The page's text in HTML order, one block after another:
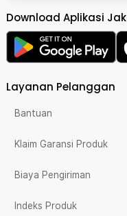
Download Aplikasi
Layanan Pelanggan
Bantuan
Klaim Garansi Produk
Biaya Pengiriman
Indeks Produk